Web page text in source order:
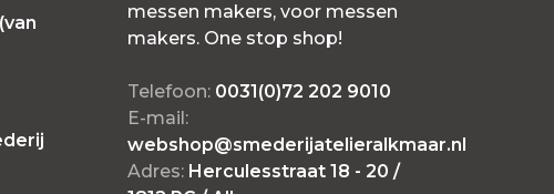
messen makers, voor messen
makers. One stop shop!
Telefoon: 0031(0)72 202 9010
E-mail:
webshop@smederijatelieralkmaar.nl
Adres: Herculesstraat 18 - 20 /